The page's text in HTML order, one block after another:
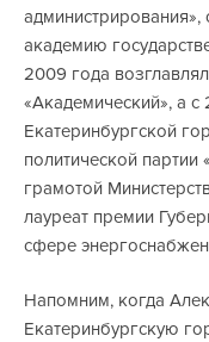
академию
2009 года
«Академический», а с
Екатеринбургской
политической
грамотой
лауреат премии
сфере
Напомним, когда
Екатеринбургскую